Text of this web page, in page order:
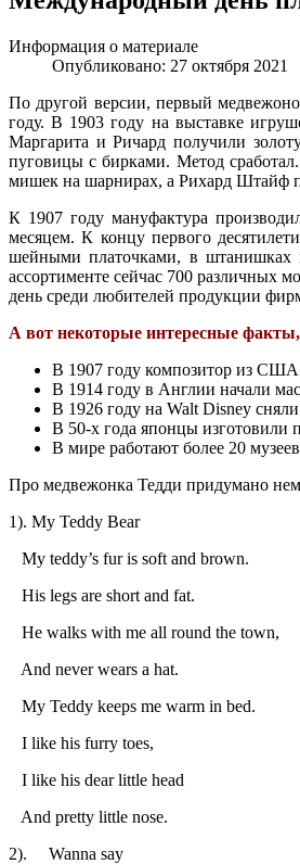
Информация о материале
Опубликовано: 27 октября 2021
По другой версии, первый
году. В 1903 году на выставке
Маргарита и Ричард получили
пуговицы с бирками. Метод
мишек на шарнирах, а Рихард Штайф
К 1907 году мануфактура
месяцем. К концу первого
шейными платочками, в штанишках
ассортименте сейчас 700 различных
день среди любителей продукции
А вот некоторые интересные
В 1907 году композитор из
В 1914 году в Англии начали
В 1926 году на Walt Disney
В 50-х года японцы
В мире работают более 20
Про медвежонка Тедди придумано
1). My Teddy Bear
My teddy’s fur is soft and brown.
His legs are short and fat.
He walks with me all round the town,
And never wears a hat.
My Teddy keeps me warm in bed.
I like his furry toes,
I like his dear little head
And pretty little nose.
2). Wanna say